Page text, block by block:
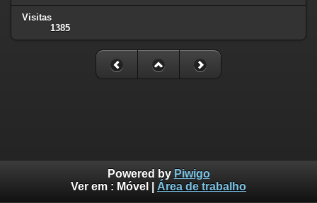
Visitas
1385
Powered by Piwigo
Ver em : Móvel Área de trabalho